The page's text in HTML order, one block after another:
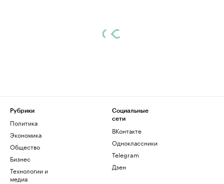
Рубрики
Политика
Экономика
Общество
Бизнес
Технологии и
медиа
Социальные
сети
ВКонтакте
Одноклассники
Telegram
Дзен